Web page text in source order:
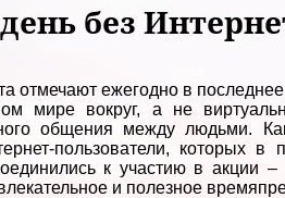
без
отмечают ежегодно в
мире вокруг, а не
общения между людьми.
пользователи, которых
к участию в акции
и полезное